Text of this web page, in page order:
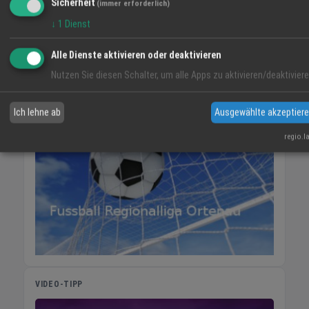
Freitag 9:00 - 18:00 Uhr Samstag 9:00 - 14:00
06:09 52 % O 2 km/h
31° / 19° 32° / 15° 34° / 17°
VIDEO-TIPP
Sicherheit (immer erforderlich)
↓ 1 Dienst
Alle Dienste aktivieren oder deaktivieren
Nutzen Sie diesen Schalter, um alle Apps zu aktivieren/
Ich lehne ab Ausgewählte